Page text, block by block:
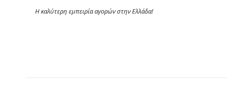
Η καλύτερη εμπειρία αγορών στην Ελλάδα!